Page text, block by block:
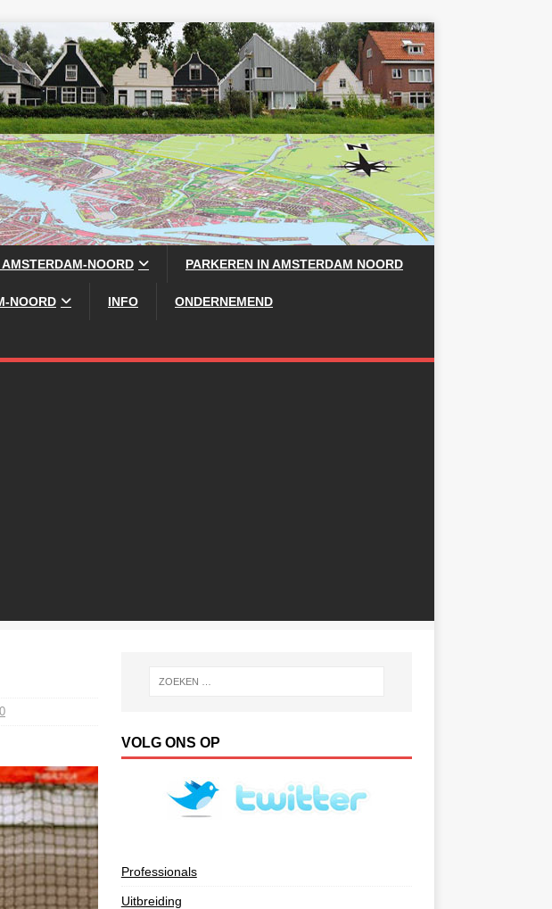
AMSTERDAM-NOORD PARKEREN IN AMSTERDAM NOORD
NOORD INFO ONDERNEMEND
0
VOLG ONS OP
Professionals
Uitbreiding